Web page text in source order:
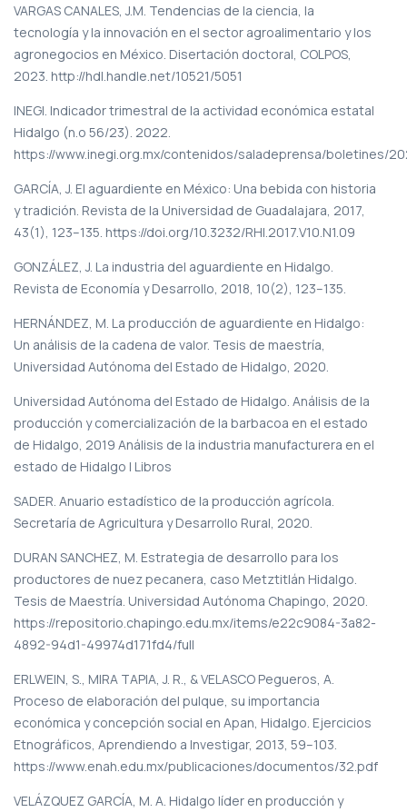
VARGAS CANALES, J.M. Tendencias de la ciencia, la
tecnología y la innovación en el sector agroalimentario y los
agronegocios en México. Disertación doctoral, COLPOS,
2023. http://hdl.handle.net/10521/5051
INEGI. Indicador trimestral de la actividad económica estatal
Hidalgo (n.o 56/23). 2022.
https://www.inegi.org.mx/contenidos/saladeprensa/boletines/
GARCÍA, J. El aguardiente en México: Una bebida con historia
y tradición. Revista de la Universidad de Guadalajara, 2017,
43(1), 123–135. https://doi.org/10.3232/RHI.2017.V10.N1.09
GONZÁLEZ, J. La industria del aguardiente en Hidalgo.
Revista de Economía y Desarrollo, 2018, 10(2), 123–135.
HERNÁNDEZ, M. La producción de aguardiente en Hidalgo:
Un análisis de la cadena de valor. Tesis de maestría,
Universidad Autónoma del Estado de Hidalgo, 2020.
Universidad Autónoma del Estado de Hidalgo. Análisis de la
producción y comercialización de la barbacoa en el estado
de Hidalgo, 2019 Análisis de la industria manufacturera en el
estado de Hidalgo | Libros
SADER. Anuario estadístico de la producción agrícola.
Secretaría de Agricultura y Desarrollo Rural, 2020.
DURAN SANCHEZ, M. Estrategia de desarrollo para los
productores de nuez pecanera, caso Metztitlán Hidalgo.
Tesis de Maestría. Universidad Autónoma Chapingo, 2020.
https://repositorio.chapingo.edu.mx/items/e22c9084-3a82-
4892-94d1-49974d171fd4/full
ERLWEIN, S., MIRA TAPIA, J. R., & VELASCO Pegueros, A.
Proceso de elaboración del pulque, su importancia
económica y concepción social en Apan, Hidalgo. Ejercicios
Etnográficos, Aprendiendo a Investigar, 2013, 59–103.
https://www.enah.edu.mx/publicaciones/documentos/32.pdf
VELÁZQUEZ GARCÍA, M. A. Hidalgo líder en producción y